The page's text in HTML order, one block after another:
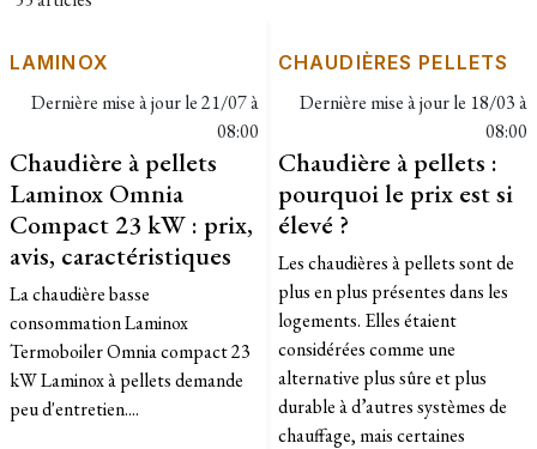
LAMINOX
Dernière mise à jour le21/07 à
08:00
Chaudière à pellets
Laminox Omnia
Compact 23 kW : prix,
avis, caractéristiques
La chaudière basse
consommation Laminox
Termoboiler Omnia compact 23
kW Laminox à pellets demande
peu d'entretien....
CHAUDIÈRES PELLETS
Dernière mise à jour le 18/03 à
08:00
Chaudière à pellets :
pourquoi le prix est si
élevé ?
Les chaudières à pellets sont de
plus en plus présentes dans les
logements. Elles étaient
considérées comme une
alternative plus sûre et plus
durable à d’autres systèmes de
chauffage, mais certaines